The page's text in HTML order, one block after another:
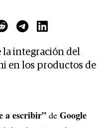
la integración del
en los productos de
a escribir” de Google